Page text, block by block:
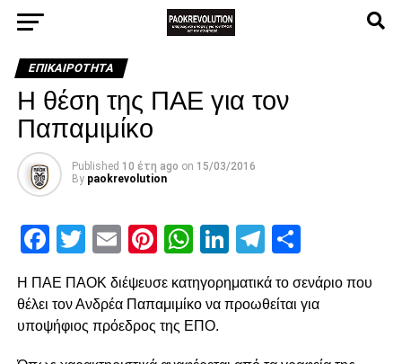
ΕΠΙΚΑΙΡΌΤΗΤΑ
Η θέση της ΠΑΕ για τον
Παπαμιμίκο
Published 10 έτη ago on 15/03/2016
By paokrevolution
Facebook
Twitter
EmailPinterest
WhatsApp
LinkedIn
Telegram
Η ΠΑΕ ΠΑΟΚ διέψευσε κατηγορηματικά το σενάριο που
θέλει τον Ανδρέα Παπαμιμίκο να προωθείται για
υποψήφιος πρόεδρος της ΕΠΟ.